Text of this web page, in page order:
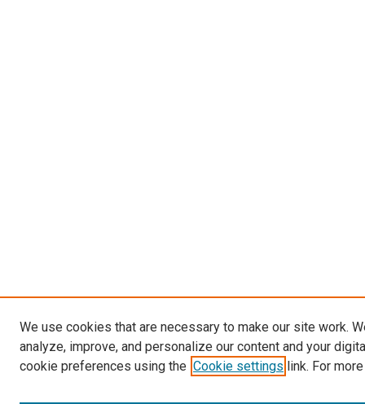
We use cookies that are necessary to make our site work.
analyze, improve, and personalize our content and your
cookie preferences using the Cookie settings link. For